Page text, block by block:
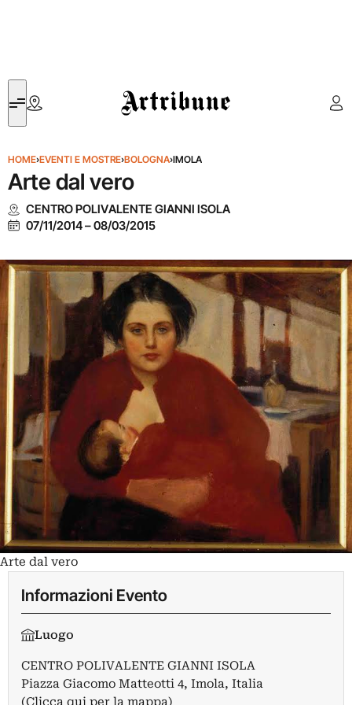
Artribune
HOME›EVENTI E MOSTRE›BOLOGNA›IMOLA
Arte dal vero
CENTRO POLIVALENTE GIANNI ISOLA
07/11/2014–08/03/2015
Arte dal vero
Informazioni Evento
Luogo
CENTRO POLIVALENTE GIANNI ISOLA
Piazza Giacomo Matteotti 4, Imola, Italia
(Clicca qui per la mappa)